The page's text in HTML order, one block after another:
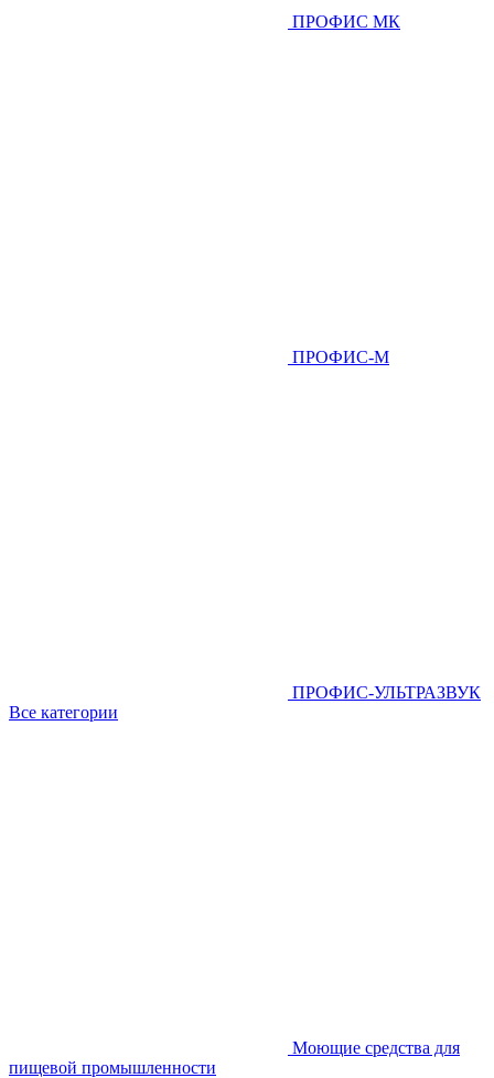
ПРОФИС МК
ПРОФИС-М
ПРОФИС-УЛЬТРАЗВУК
Все категории
Моющие средства для
пищевой промышленности